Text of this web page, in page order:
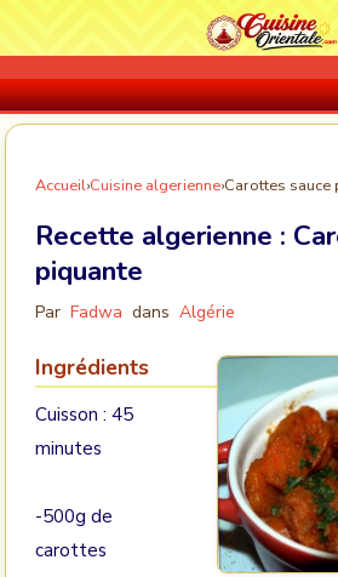
Accueil›Cuisine algerienne›Carottes sauce
Recette algerienne :
piquante
Par Fadwa dans Algérie
Ingrédients
Cuisson : 45
minutes
-500g de
carottes